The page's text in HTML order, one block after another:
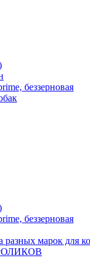
беззерновая
беззерновая
разных марок для